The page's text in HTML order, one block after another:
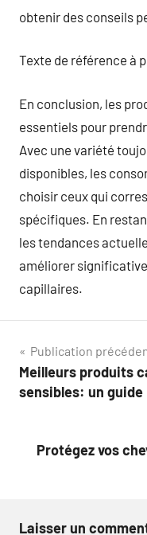
obtenir des conseils
Texte de référence à
En conclusion, les
essentiels pour
Avec une variété
disponibles, les
choisir ceux qui
spécifiques. En
les tendances
améliorer
capillaires.
Navigation
de
Publication
Meilleurs produits
sensibles: un
Protégez vos
Laisser un